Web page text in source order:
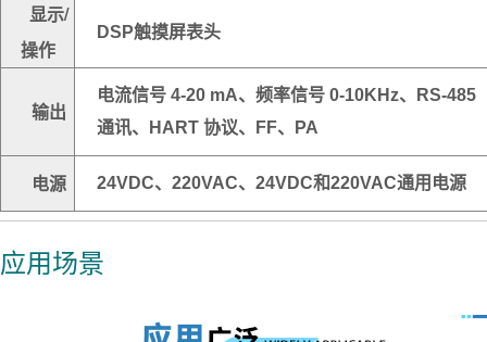
显示/
操作
DSP触摸屏表头
输出
电流信号 4-20 mA、频率信号 0-10KHz、RS-485
通讯、HART 协议、FF、PA
电源 24VDC、220VAC、24VDC和220VAC通用电源
应用场景